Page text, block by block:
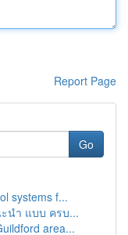
Report Page
Go
systems f...
นำ แบบ ครบ...
area...